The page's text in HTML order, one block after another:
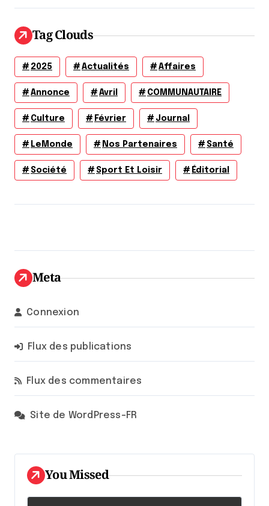
Tag Clouds
2025 Actualités Affaires
Annonce Avril COMMUNAUTAIRE
Culture Février Journal
LeMonde Nos Partenaires Santé
Société Sport Et Loisir Éditorial
Meta
Connexion
Flux des publications
Flux des commentaires
Site de WordPress-FR
You Missed